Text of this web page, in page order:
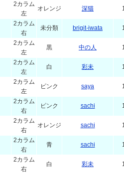
2カラム
左
オレンジ 深猫
2カラム
右
未分類 brigit-iwata
2カラム
左
黒 中の人
2カラム
左
白 彩未
2カラム
左
ピンク saya
2カラム
右
ピンク sachi
2カラム
右
オレンジ sachi
2カラム
右
青 sachi
2カラム
右
白 彩未